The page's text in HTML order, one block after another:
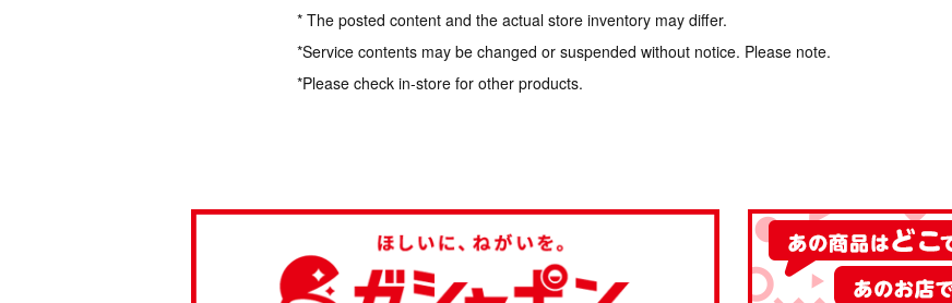
* The posted content and the actual store inventory may differ.
*Service contents may be changed or suspended without notice. Please note.
*Please check in-store for other products.